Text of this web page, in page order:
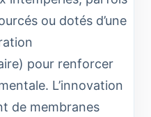
ou dotés d’une
pour renforcer
L’innovation
de membranes